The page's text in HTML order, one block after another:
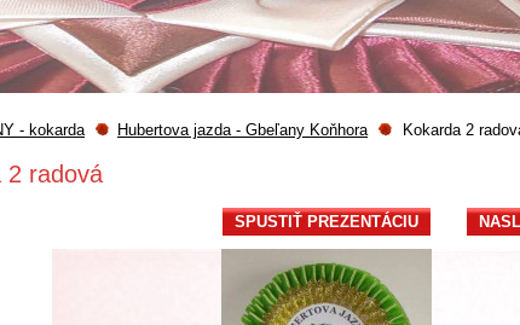
- kokarda Hubertova jazda - Gbeľany Koňhora Kokarda 2
2 radová
SPUSTIŤ PREZENTÁCIU